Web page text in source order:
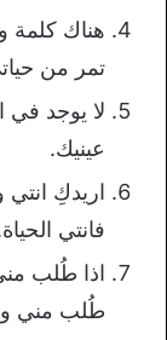
هناك كلمة
تمر من
لا يوجد
عينيك.
اريدكِ
فانتي
اذا طُلب
طُلب مني و